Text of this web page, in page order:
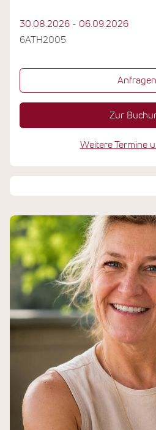
30.08.2026 - 06.09.2026
6ATH2005
Anfragen
Zur
Weitere Termine